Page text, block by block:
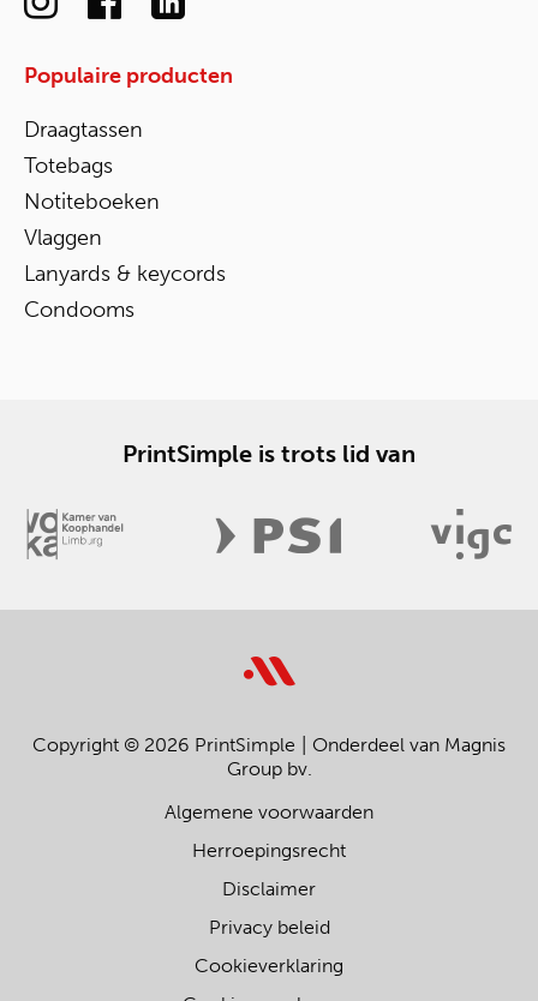
Populaire producten
Draagtassen
Totebags
Notiteboeken
Vlaggen
Lanyards & keycords
Condooms
PrintSimple is trots lid van
Copyright © 2026 PrintSimple
Onderdeel van Magnis
Group bv.
Algemene voorwaarden
Herroepingsrecht
Disclaimer
Privacy beleid
Cookieverklaring